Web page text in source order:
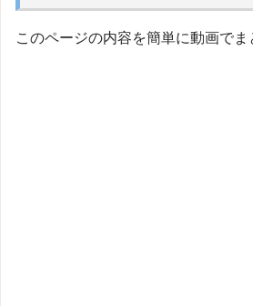
このページの内容を簡単に動画でま